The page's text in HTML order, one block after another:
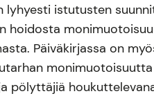
lyhyesti istutusten
hoidosta
Päiväkirjassa on
pölyttäjiä